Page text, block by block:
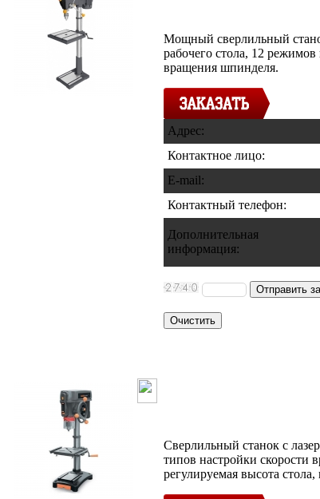
Мощный сверлильный
рабочего стола, 12 режимов
вращения шпинделя.
Адрес:
Контактное лицо:
E-mail:
Контактный телефон:
Дополнительная
информация:
Сверлильный станок с
типов настройки скорости
регулируемая высота